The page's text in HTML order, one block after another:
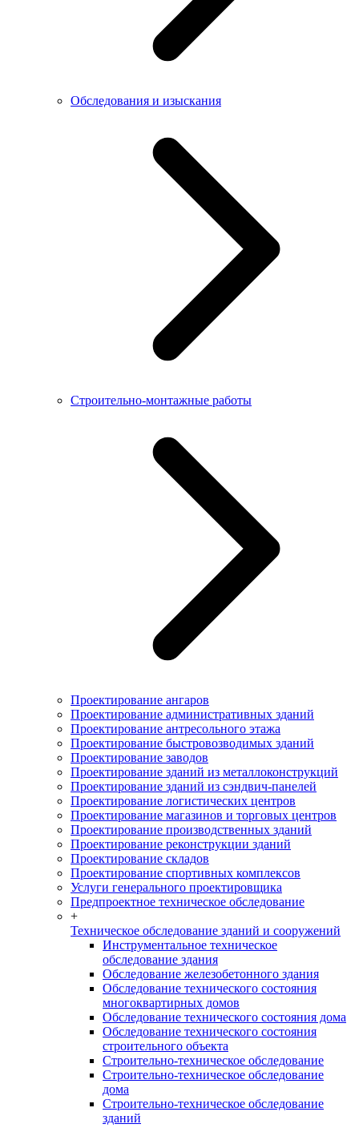
Обследования и изыскания
Строительно-монтажные работы
Проектирование ангаров
Проектирование административных зданий
Проектирование антресольного этажа
Проектирование быстровозводимых зданий
Проектирование заводов
Проектирование зданий из металлоконструкций
Проектирование зданий из сэндвич-панелей
Проектирование логистических центров
Проектирование магазинов и торговых центров
Проектирование производственных зданий
Проектирование реконструкции зданий
Проектирование складов
Проектирование спортивных комплексов
Услуги генерального проектировщика
Предпроектное техническое обследование
+
Техническое обследование зданий и сооружений
Инструментальное техническое
обследование здания
Обследование железобетонного здания
Обследование технического состояния
многоквартирных домов
Обследование технического состояния дома
Обследование технического состояния
строительного объекта
Строительно-техническое обследование
Строительно-техническое обследование
дома
Строительно-техническое обследование
зданий